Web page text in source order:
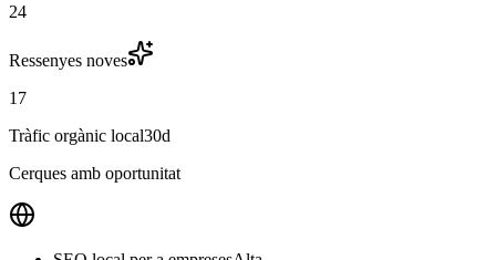
24
Ressenyes noves
17
Tràfic orgànic local30d
Cerques amb oportunitat